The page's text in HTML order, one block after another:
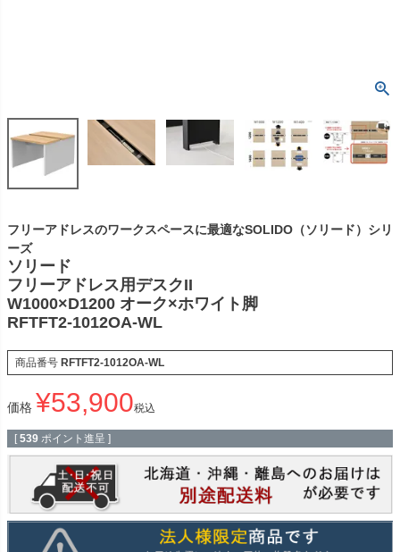
フリーアドレスのワークスペースに最適なSOLIDO（ソリード）シリ
ーズ
ソリード
フリーアドレス用デスクII
W1000×D1200 オーク×ホワイト脚
RFTFT2-1012OA-WL
商品番号 RFTFT2-1012OA-WL
価格 ¥53,900税込
[ 539 ポイント進呈 ]